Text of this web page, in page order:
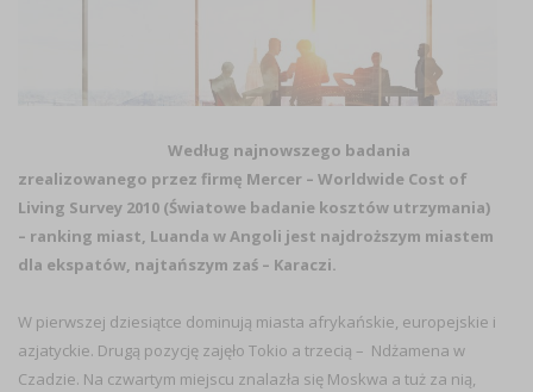
Według najnowszego badania
zrealizowanego przez firmę Mercer – Worldwide Cost of
Living Survey 2010 (Światowe badanie kosztów utrzymania)
– ranking miast, Luanda w Angoli jest najdroższym miastem
dla ekspatów, najtańszym zaś – Karaczi.
W pierwszej dziesiątce dominują miasta afrykańskie, europejskie i
azjatyckie. Drugą pozycję zajęło Tokio a trzecią – Ndżamena w
Czadzie. Na czwartym miejscu znalazła się Moskwa a tuż za nią,